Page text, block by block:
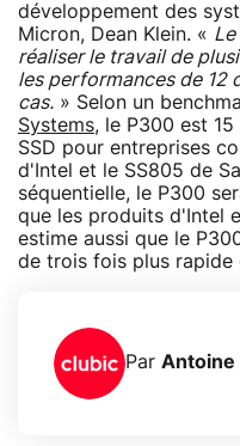
développement des
Micron, Dean Klein. « Le
réaliser le travail de
les performances de 12
cas. » Selon un
Systems, le P300 est
SSD pour entreprises
d'Intel et le SS805 de
séquentielle, le P300
que les produits d'Intel
estime aussi que le
de trois fois plus rapide
Par Antoine